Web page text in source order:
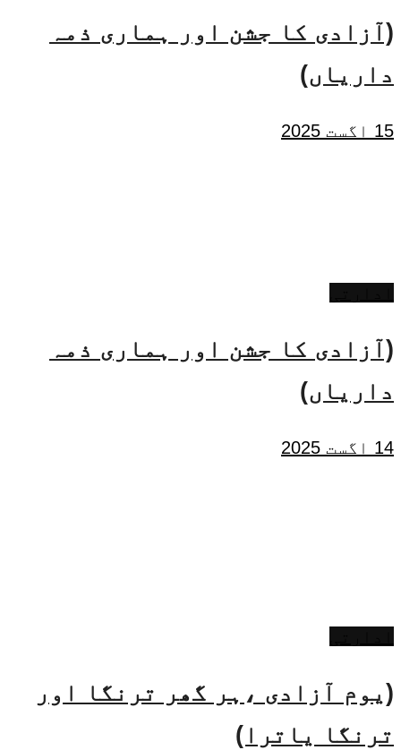
(آزادی کا جشن اور ہماری ذمہ
داریاں)
15 اگست 2025
(آزادی کا جشن اور ہماری ذمہ
داریاں)
14 اگست 2025
(یوم آزادی ،ہر گھر ترنگا اور
ترنگا یاترا)